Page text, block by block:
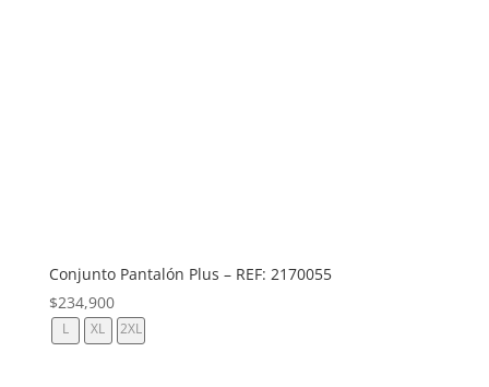
Conjunto Pantalón Plus – REF: 2170055
$234,900
L XL 2XL